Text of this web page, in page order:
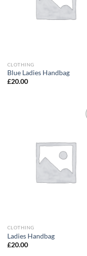
CLOTHING
Blue Ladies Handbag
£20.00
CLOTHING
Ladies Handbag
£20.00